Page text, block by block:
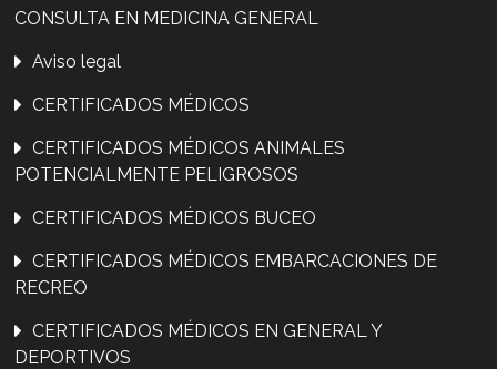
CONSULTA EN MEDICINA GENERAL
Aviso legal
CERTIFICADOS MÉDICOS
CERTIFICADOS MÉDICOS ANIMALES
POTENCIALMENTE PELIGROSOS
CERTIFICADOS MÉDICOS BUCEO
CERTIFICADOS MÉDICOS EMBARCACIONES DE
RECREO
CERTIFICADOS MÉDICOS EN GENERAL Y
DEPORTIVOS